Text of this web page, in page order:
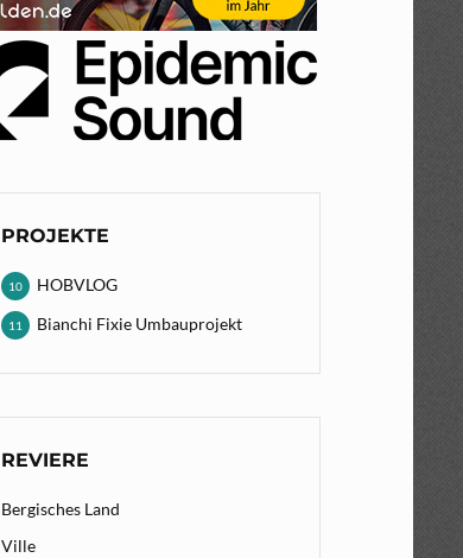
PROJEKTE
HOBVLOG
10
Bianchi Fixie Umbauprojekt
11
REVIERE
Bergisches Land
Ville